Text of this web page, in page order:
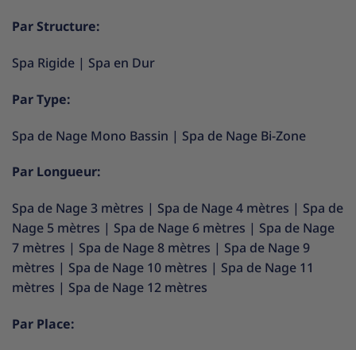
Par Structure:
Spa Rigide | Spa en Dur
Par Type:
Spa de Nage Mono Bassin | Spa de Nage Bi-Zone
Par Longueur:
Spa de Nage 3 mètres | Spa de Nage 4 mètres | Spa de
Nage 5 mètres | Spa de Nage 6 mètres | Spa de Nage
7 mètres | Spa de Nage 8 mètres | Spa de Nage 9
mètres | Spa de Nage 10 mètres | Spa de Nage 11
mètres | Spa de Nage 12 mètres
Par Place: